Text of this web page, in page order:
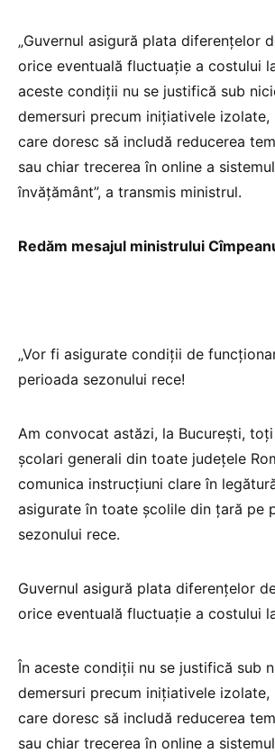
„Guvernul asigură plata diferențelor
orice eventuală fluctuație a costului
aceste condiții nu se justifică sub
demersuri precum inițiativele izolate,
care doresc să includă reducerea
sau chiar trecerea în online a
învățământ”, a transmis ministrul.
Redăm mesajul ministrului
„Vor fi asigurate condiții de
perioada sezonului rece!
Am convocat astăzi, la București,
școlari generali din toate județele
comunica instrucțiuni clare în
asigurate în toate școlile din țară pe
sezonului rece.
Guvernul asigură plata diferențelor
orice eventuală fluctuație a costului
În aceste condiții nu se justifică sub
demersuri precum inițiativele izolate,
care doresc să includă reducerea
sau chiar trecerea în online a